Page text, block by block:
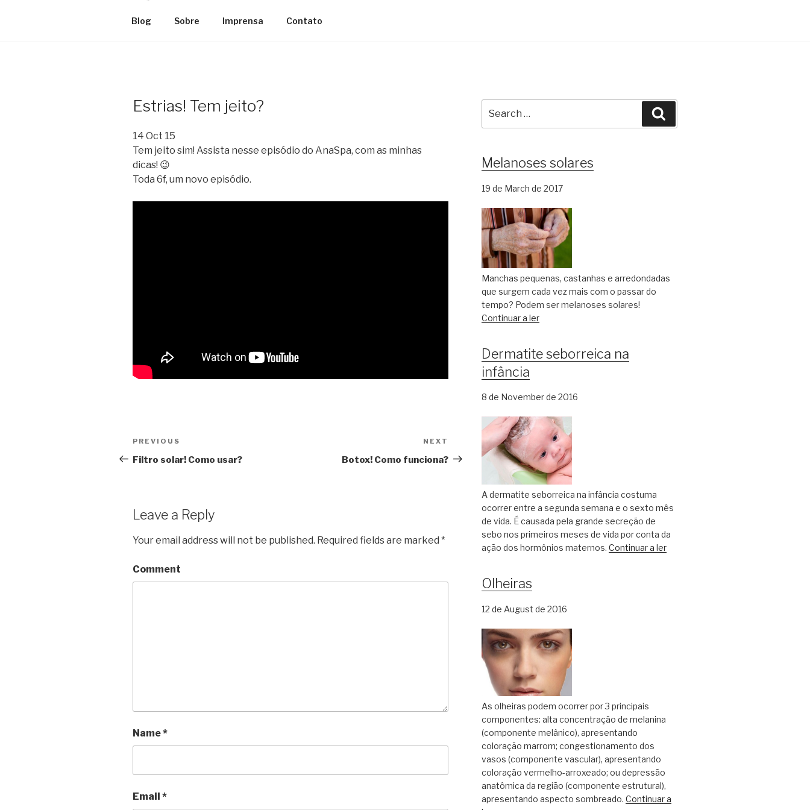
Blog Sobre Imprensa Contato
Estrias! Tem jeito?
14 Oct 15
Tem jeito sim! Assista nesse episódio do AnaSpa, com as minhas
dicas! 😉
Toda 6f, um novo episódio.
Post
navigation
Previous
Post
PREVIOUS
Filtro solar! Como usar?
Post
NEXT
Botox! Como funciona?
Leave a Reply
Your email address will not be published. Required fields are marked *
Comment
Name*
Email *
for:
Melanoses solares
19 de March de 2017
Manchas pequenas, castanhas e arredondadas
que surgem cada vez mais com o passar do
tempo? Podem ser melanoses solares!
Continuar a ler
Dermatite seborreica na
infância
8 de November de 2016
A dermatite seborreica na infância costuma
ocorrer entre a segunda semana e o sexto mês
de vida. É causada pela grande secreção de
sebo nos primeiros meses de vida por conta da
ação dos hormônios maternos. Continuar a ler
Olheiras
12 de August de 2016
As olheiras podem ocorrer por 3 principais
componentes: alta concentração de melanina
(componente melânico), apresentando
coloração marrom; congestionamento dos
vasos (componente vascular), apresentando
coloração vermelho-arroxeado; ou depressão
anatômica da região (componente estrutural),
apresentando aspecto sombreado. Continuar a